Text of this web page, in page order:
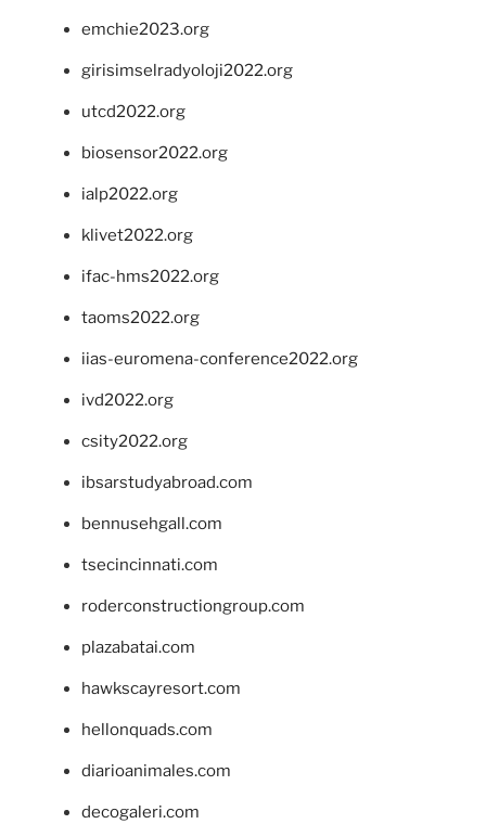
emchie2023.org
girisimselradyoloji2022.org
utcd2022.org
biosensor2022.org
ialp2022.org
klivet2022.org
ifac-hms2022.org
taoms2022.org
iias-euromena-conference2022.org
ivd2022.org
csity2022.org
ibsarstudyabroad.com
bennusehgall.com
tsecincinnati.com
roderconstructiongroup.com
plazabatai.com
hawkscayresort.com
hellonquads.com
diarioanimales.com
decogaleri.com